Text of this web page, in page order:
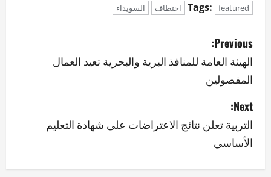
Tags: featured اختطاف السويداء
P
o
s
t
n
a
Previous:
الهيئة العامة للمنافذ البرية والبحرية تعيد العمال
المفصولين
Next:
التربية تعلن نتائج الاعتراضات على شهادة التعليم
الأساسي